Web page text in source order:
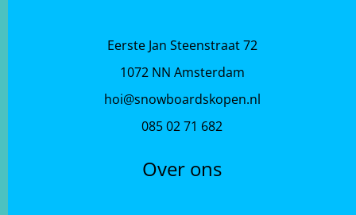
Eerste Jan Steenstraat 72
1072 NN Amsterdam
hoi@snowboardskopen.nl
085 02 71 682
Over ons